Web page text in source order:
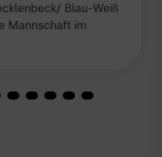
Blau-Weiß
Mannschaft im